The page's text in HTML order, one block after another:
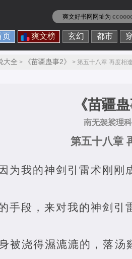
爽文好书网网址为
页 爽文榜 玄幻 都市
大全 > 《苗疆蛊事2》 > 第五十八章 再度相
《苗疆
南无袈裟理
第五十八章
为我的神剑引雷术刚刚
手段，来对我的神剑引
被浇得濕漉漉的，落